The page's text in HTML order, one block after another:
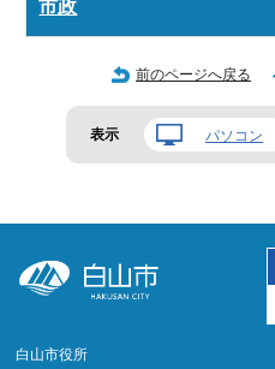
市政
前のページへ戻る
表示 パソコン
白山市役所